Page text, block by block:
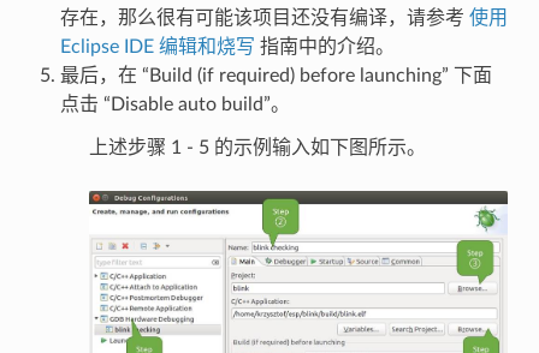
存在，那么很有可能该项目还没有编译，请参考 使用
Eclipse IDE 编辑和烧写 指南中的介绍。
最后，在 “Build (if required) before launching” 下面
点击 “Disable auto build”。
上述步骤 1 - 5 的示例输入如下图所示。